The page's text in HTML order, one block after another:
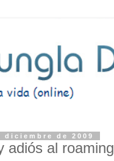
diciembre de 2009
adiós al roaming